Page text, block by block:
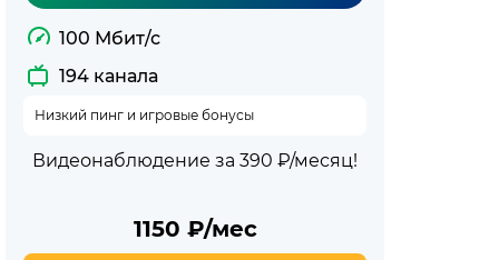
100 Мбит/с
194 канала
Низкий пинг и игровые бонусы
Видеонаблюдение за 390 ₽/месяц!
1150 ₽/мес